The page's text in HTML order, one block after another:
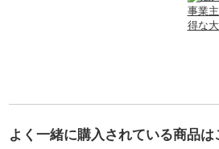
よく一緒に購入されている商品は